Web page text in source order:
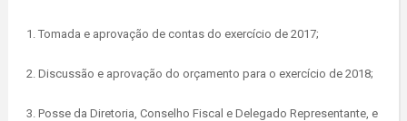
Tomada e aprovação de contas do exercício de 2017;
Discussão e aprovação do orçamento para o exercício de 2018;
Posse da Diretoria, Conselho Fiscal e Delegado Representante, e